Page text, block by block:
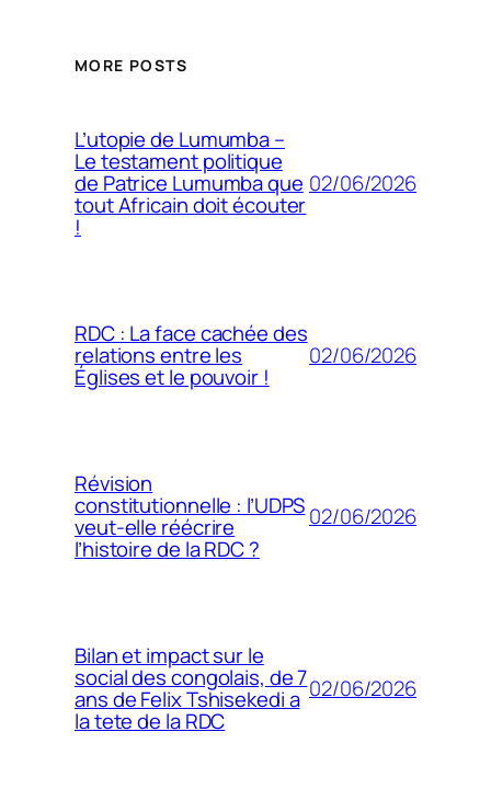
MORE POSTS
L’utopie de Lumumba –
Le testament politique
de Patrice Lumumba que
tout Africain doit écouter
!
02/06/2026
RDC : La face cachée des
relations entre les
Églises et le pouvoir !
02/06/2026
Révision
constitutionnelle : l’UDPS
veut-elle réécrire
l’histoire de la RDC ?
02/06/2026
Bilan et impact sur le
social des congolais, de 7
ans de Felix Tshisekedi a
la tete de la RDC
02/06/2026